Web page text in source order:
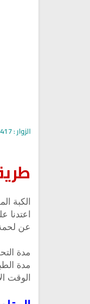
الزوار : 10417
الكبة
اعتدنا
عن
مدة التحضير:
مدة الطبخ: 20
الوقت
انشودة تلك أمي
أناشيد الأم